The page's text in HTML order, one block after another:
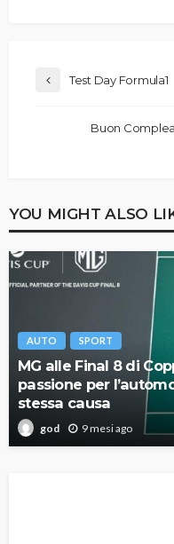
Test Day Formula1
Buon
YOU MIGHT ALSO
AUTO SPORT
MG alle Final 8 di
passione per
stessa causa
god 9 mesi ago